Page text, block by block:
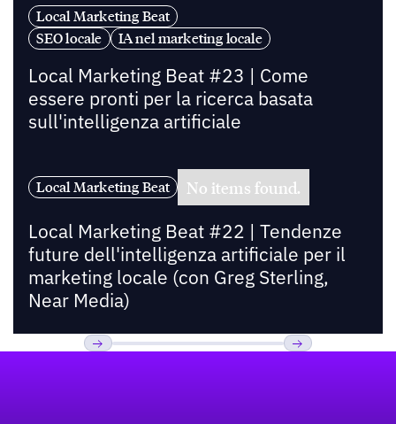
Local Marketing Beat
SEO locale
IA nel marketing locale
Local Marketing Beat #23 | Come
essere pronti per la ricerca basata
sull'intelligenza artificiale
Local Marketing Beat No items found.
Local Marketing Beat #22 | Tendenze
future dell'intelligenza artificiale per il
marketing locale (con Greg Sterling,
Near Media)